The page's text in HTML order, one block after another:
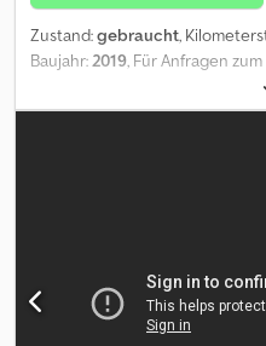
Zustand:gebraucht,
Baujahr:2019, Für Anfragen
(unter Tel. gerne. Faun Tadano
Betriebsstunden, 1.511
2,0t, 2,3t, 3,5t, Lastdiagramm:
Sitze 2, Standheizung, Radio,
Rundumleuchten,
Reifenprofil: 1. A 23-24mm 2. A
Auf Wunsch unterbereiten wir